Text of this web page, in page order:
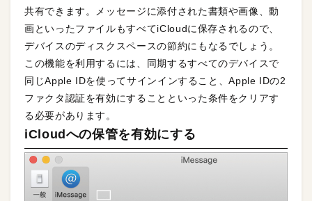
共有できます。メッセージに添付された書類や画像、動
画といったファイルもすべてiCloudに保存されるので、
デバイスのディスクスペースの節約にもなるでしょう。
この機能を利用するには、同期するすべてのデバイスで
同じApple IDを使ってサインインすること、Apple IDの2
ファクタ認証を有効にすることといった条件をクリアす
る必要があります。
iCloudへの保管を有効にする